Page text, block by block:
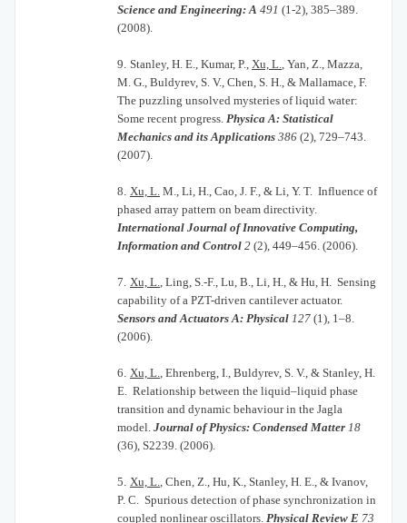
Science and Engineering: A 491 (1-2), 385–389.
(2008).
9. Stanley, H. E., Kumar, P., Xu, L., Yan, Z., Mazza,
M. G., Buldyrev, S. V., Chen, S. H., & Mallamace, F.
The puzzling unsolved mysteries of liquid water:
Some recent progress. Physica A: Statistical
Mechanics and its Applications 386 (2), 729–743.
(2007).
8. Xu, L. M., Li, H., Cao, J. F., & Li, Y. T. Influence of
phased array pattern on beam directivity.
International Journal of Innovative Computing,
Information and Control 2 (2), 449–456. (2006).
7. Xu, L., Ling, S.-F., Lu, B., Li, H., & Hu, H. Sensing
capability of a PZT-driven cantilever actuator.
Sensors and Actuators A: Physical 127 (1), 1–8.
(2006).
6. Xu, L., Ehrenberg, I., Buldyrev, S. V., & Stanley, H.
E. Relationship between the liquid–liquid phase
transition and dynamic behaviour in the Jagla
model. Journal of Physics: Condensed Matter 18
(36), S2239. (2006).
5. Xu, L., Chen, Z., Hu, K., Stanley, H. E., & Ivanov,
P. C. Spurious detection of phase synchronization in
coupled nonlinear oscillators. Physical Review E 73